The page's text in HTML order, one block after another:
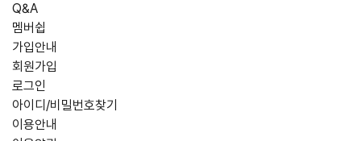
Q&A
멤버쉽
가입안내
회원가입
로그인
아이디/비밀번호찾기
이용안내